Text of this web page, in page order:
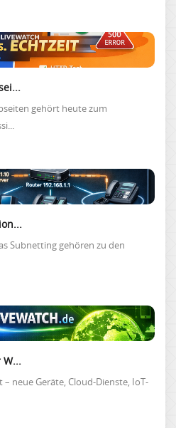
gehört heute zum
Subnetting gehören zu den
W...
neue Geräte, Cloud-Dienste, IoT-